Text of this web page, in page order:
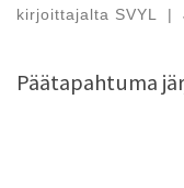
kirjoittajalta SVYL |
Päätapahtuma